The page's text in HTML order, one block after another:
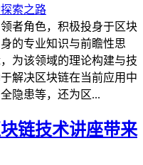
者角色，积极投身于区块
的专业知识与前瞻性思
为该领域的理论构建与技
解决区块链在当前应用中
隐患等，还为区...
链技术讲座带来